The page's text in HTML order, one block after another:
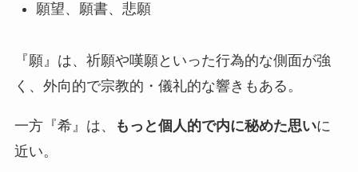
願望、願書、悲願
『願』は、祈願や嘆願といった行為的な側面が強
く、外向的で宗教的・儀礼的な響きもある。
一方『希』は、 もっと個人的で内に秘めた思いに
近い。